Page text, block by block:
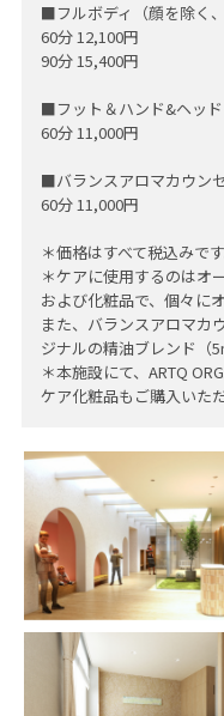
■フルボディ（顔を除く、
60分 12,100円
90分 15,400円
■フット＆ハンド&ヘッド
60分 11,000円
■バランスアロマカウン
60分 11,000円
＊価格はすべて税込みです
＊ケアに使用するのはオ
および化粧品で、個々に
また、バランスアロマカ
ジナルの精油ブレンド（
＊本施設にて、ARTQ
ケア化粧品もご購入いただ